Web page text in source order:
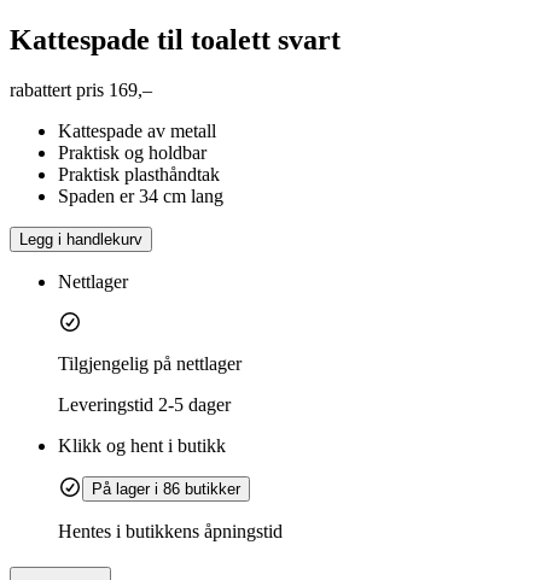
Kattespade til toalett svart
rabattert pris 169,–
Kattespade av metall
Praktisk og holdbar
Praktisk plasthåndtak
Spaden er 34 cm lang
Legg i handlekurv
Nettlager
Tilgjengelig på nettlager
Leveringstid 2-5 dager
Klikk og hent i butikk
På lager i 86 butikker
Hentes i butikkens åpningstid